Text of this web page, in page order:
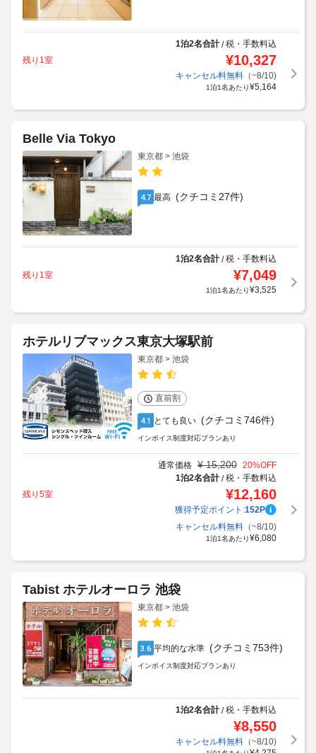
1泊2名合計/税・手数料込
残り1室
¥10,327
キャンセル料無料（~8/10)
1泊1名あたり¥5,164
Belle Via Tokyo
東京都 > 池袋
4.7 最高 (クチコミ27件)
1泊2名合計/税・手数料込
残り1室
¥7,049
1泊1名あたり¥3,525
ホテルリブマックス東京大塚駅前
東京都 > 池袋
直前割
4.1 とても良い (クチコミ746件)
インボイス制度対応プランあり
通常価格 ¥ 15,200 20%OFF
1泊2名合計/税・手数料込
残り5室
¥12,160
獲得予定ポイント:152P
キャンセル料無料（~8/10)
1泊1名あたり¥6,080
Tabist ホテルオーロラ 池袋
東京都 > 池袋
3.6 平均的な水準 (クチコミ753件)
インボイス制度対応プランあり
1泊2名合計/税・手数料込
¥8,550
キャンセル料無料（~8/10)